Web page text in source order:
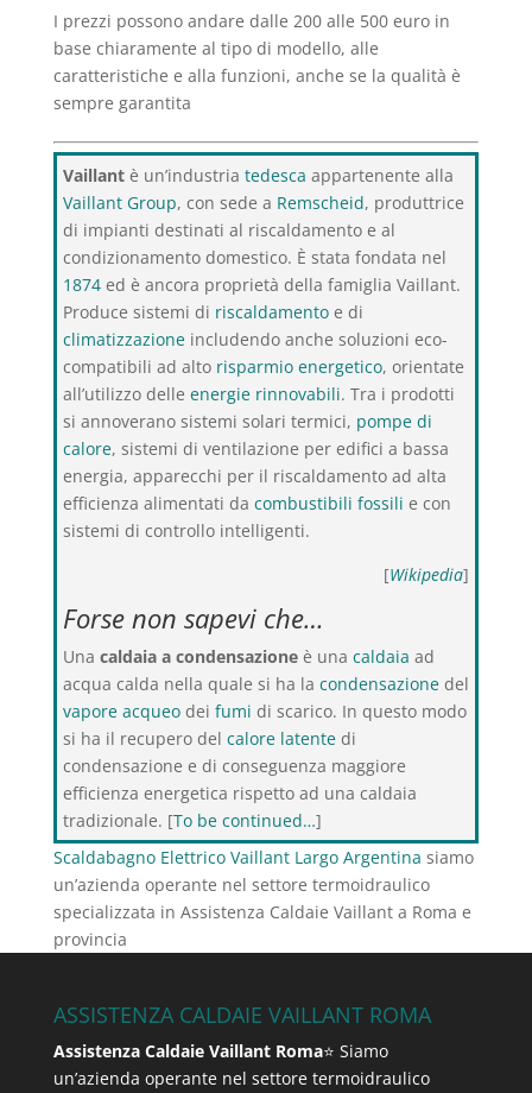
I prezzi possono andare dalle 200 alle 500 euro in
base chiaramente al tipo di modello, alle
caratteristiche e alla funzioni, anche se la qualità è
sempre garantita
Vaillantè un’industria tedesca appartenente alla
Vaillant Group, con sede a Remscheid, produttrice
di impianti destinati al riscaldamento e al
condizionamento domestico. È stata fondata nel
1874ed è ancora proprietà della famiglia Vaillant.
Produce sistemi di riscaldamentoe di
climatizzazioneincludendo anche soluzioni eco-
compatibili ad alto risparmio energetico, orientate
all’utilizzo delle energie rinnovabili. Tra i prodotti
si annoverano sistemi solari termici, pompe di
calore, sistemi di ventilazione per edifici a bassa
energia, apparecchi per il riscaldamento ad alta
efficienza alimentati da combustibili fossili e con
sistemi di controllo intelligenti.
[Wikipedia]
Forse non sapevi che…
Una caldaia a condensazioneè una caldaia ad
acqua calda nella quale si ha la condensazionedel
vapore acqueodei fumi di scarico. In questo modo
si ha il recupero del calore latentedi
condensazione e di conseguenza maggiore
efficienza energetica rispetto ad una caldaia
tradizionale. [To be continued…]
Scaldabagno Elettrico Vaillant Largo Argentina siamo
un’azienda operante nel settore termoidraulico
specializzata in Assistenza Caldaie Vaillant a Roma e
provincia
ASSISTENZA CALDAIE VAILLANT ROMA
Assistenza Caldaie Vaillant Roma⭐ Siamo
un’azienda operante nel settore termoidraulico